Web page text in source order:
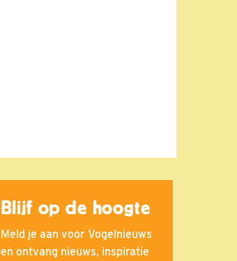
Blijf op de hoogte
Meld je aan voor Vogelnieuws
en ontvang nieuws, inspiratie